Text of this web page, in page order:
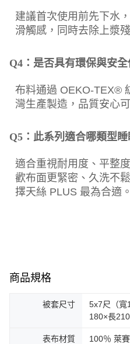
建議首次使用前先下水
滑觸感，同時去除上漿
Q4：是否具有環保與安全
布料通過 OEKO-TEX®
灣生產製造，品質安心可
Q5：此系列適合哪類型睡
適合重視耐用度、平整
歡布面更緊密、久洗不
擇天絲 PLUS 最為合適。
商品規格
被套尺寸
5x7尺（寬
180×長210
表布材質 100％ 萊